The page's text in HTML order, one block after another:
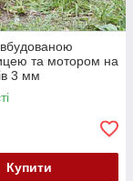
та мотором на
3 мм
Купити